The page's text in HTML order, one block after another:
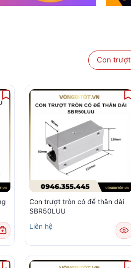
Con trượt
Con trượt tròn có đế thân dài
SBR50LUU
Liên hệ